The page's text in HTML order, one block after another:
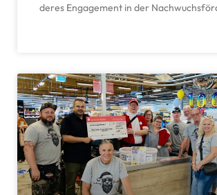
deres Engage­ment in der